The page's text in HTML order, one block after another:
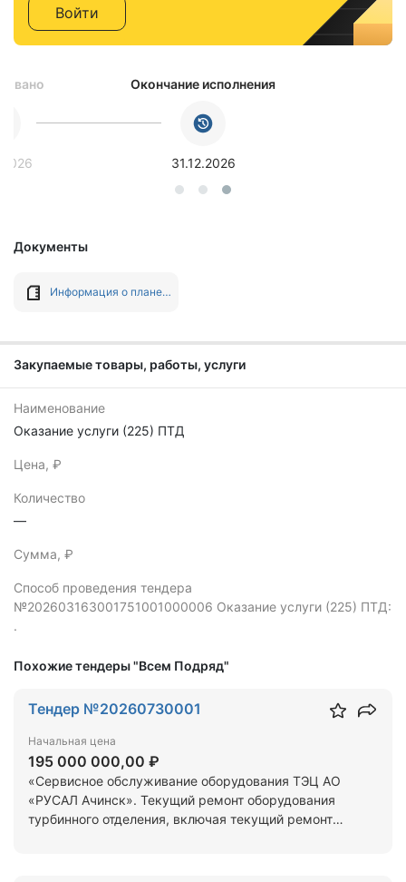
Войти
Окончание исполнения
31.12.2026
Документы
Информация о плане-графике №202603163001751001 от 16.04.2026
Закупаемые товары, работы, услуги
Наименование
Оказание услуги (225) ПТД
Цена, ₽
Количество
—
Сумма, ₽
Способ проведения тендера
№202603163001751001000006 Оказание услуги (225) ПТД:
.
Похожие тендеры "Всем Подряд"
Тендер №20260730001
Начальная цена
195 000 000,00 ₽
«Сервисное обслуживание оборудования ТЭЦ АО
«РУСАЛ Ачинск». Текущий ремонт оборудования
турбинного отделения, включая текущий ремонт